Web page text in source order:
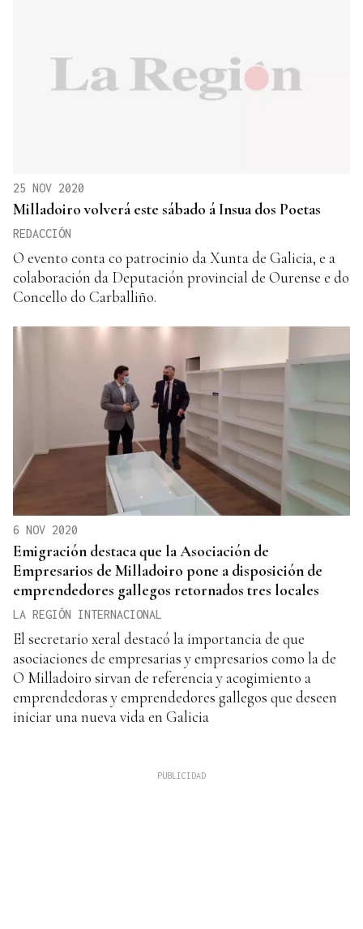
25 NOV 2020
Milladoiro volverá este sábado á Insua dos Poetas
REDACCIÓN
O evento conta co patrocinio da Xunta de Galicia, e a
colaboración da Deputación provincial de Ourense e do
Concello do Carballiño.
6 NOV 2020
Emigración destaca que la Asociación de
Empresarios de Milladoiro pone a disposición de
emprendedores gallegos retornados tres locales
LA REGIÓN INTERNACIONAL
El secretario xeral destacó la importancia de que
asociaciones de empresarias y empresarios como la de
O Milladoiro sirvan de referencia y acogimiento a
emprendedoras y emprendedores gallegos que deseen
iniciar una nueva vida en Galicia